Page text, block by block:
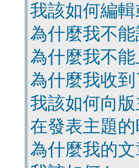
我該如何編
為什麼我不
為什麼我不
為什麼我收
我該如何向
在發表主題
為什麼我的